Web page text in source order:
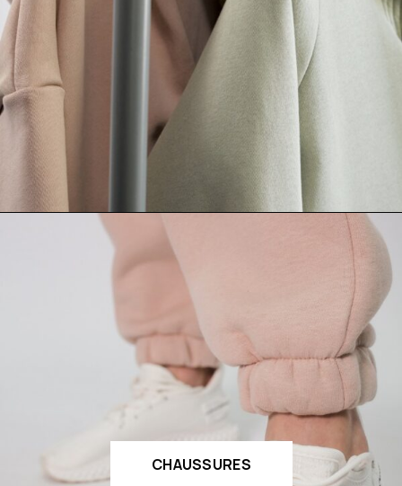
CHAUSSURES